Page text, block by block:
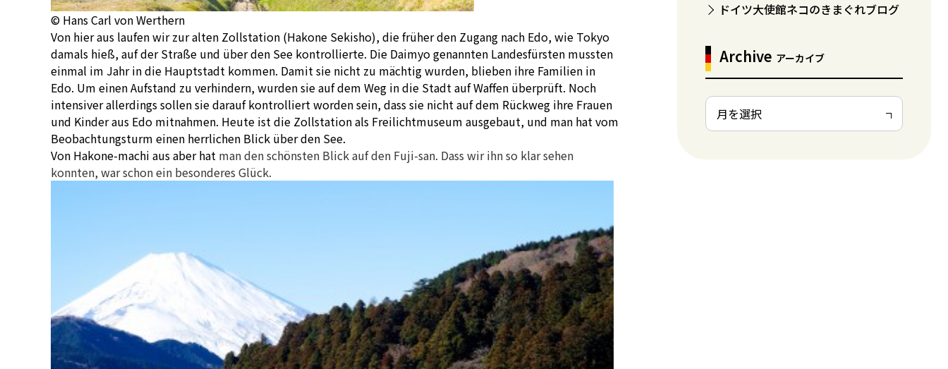
© Hans Carl von Werthern
Von hier aus laufen wir zur alten Zollstation (Hakone Sekisho), die früher den Zugang nach Edo, wie Tokyo
damals hieß, auf der Straße und über den See kontrollierte. Die Daimyo genannten Landesfürsten mussten
einmal im Jahr in die Hauptstadt kommen. Damit sie nicht zu mächtig wurden, blieben ihre Familien in
Edo. Um einen Aufstand zu verhindern, wurden sie auf dem Weg in die Stadt auf Waffen überprüft. Noch
intensiver allerdings sollen sie darauf kontrolliert worden sein, dass sie nicht auf dem Rückweg ihre Frauen
und Kinder aus Edo mitnahmen. Heute ist die Zollstation als Freilichtmuseum ausgebaut, und man hat vom
Beobachtungsturm einen herrlichen Blick über den See.
Von Hakone-machi aus aber hat man den schönsten Blick auf den Fuji-san. Dass wir ihn so klar sehen
konnten, war schon ein besonderes Glück.
ドイツ大使館ネコのきまぐれブログ
Archive アーカイブ